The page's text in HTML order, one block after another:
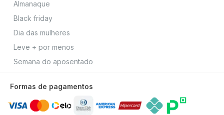
Almanaque
Black friday
Dia das mulheres
Leve + por menos
Semana do aposentado
Formas de pagamentos